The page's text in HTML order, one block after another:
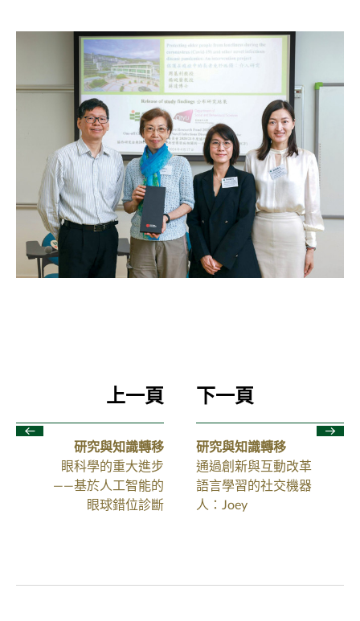
上一頁
研究與知識轉移
眼科學的重大進步
——基於人工智能的
眼球錯位診斷
下一頁
研究與知識轉移
通過創新與互動改革
語言學習的社交機器
人：Joey